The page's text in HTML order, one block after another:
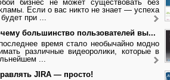
бизнес не может существовать без
Если о вас никто не знает — успеха
при ...
большинство пользователей вы...
время стало необычайно модно
различные видеоролики, которые в
...
JIRA — просто!